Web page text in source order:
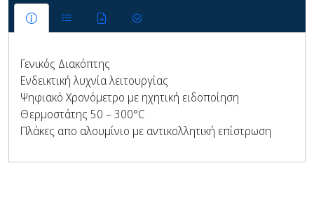
Γενικός Διακόπτης
Ενδεικτική λυχνία λειτουργίας
Ψηφιακό Χρονόμετρο με ηχητική ειδοποίηση
Θερμοστάτης 50 – 300°C
Πλάκες απο αλουμίνιο με αντικολλητική επίστρωση